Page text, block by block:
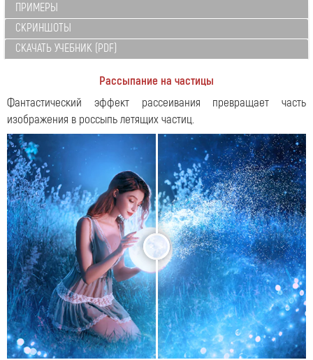
ПРИМЕРЫ
СКРИНШОТЫ
СКАЧАТЬ УЧЕБНИК (PDF)
Рассыпание на частицы
Фантастический эффект рассеивания превращает часть
изображения в россыпь летящих частиц.
< >